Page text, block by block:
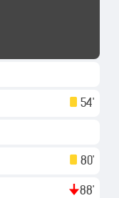
54'
80'
88'